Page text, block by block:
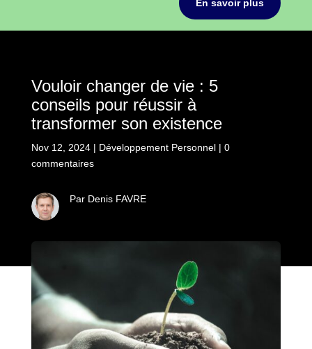
En savoir plus
Vouloir changer de vie : 5
conseils pour réussir à
transformer son existence
Nov 12, 2024| Développement Personnel| 0
commentaires
Par Denis FAVRE